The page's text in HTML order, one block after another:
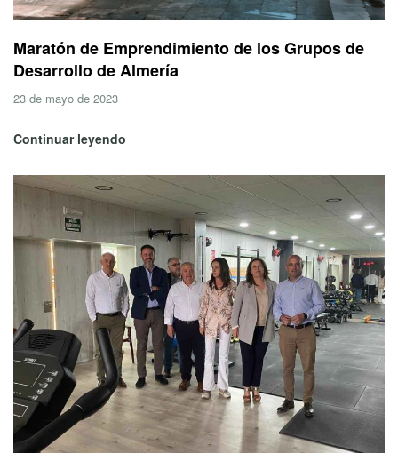
Maratón de Emprendimiento de los Grupos de
Desarrollo de Almería
23 de mayo de 2023
Continuar leyendo